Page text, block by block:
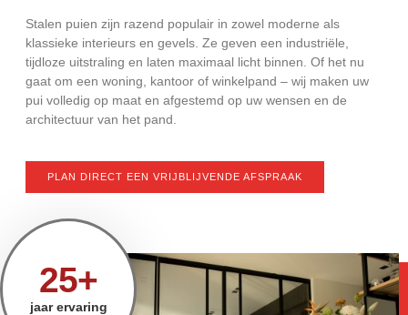
Stalen puien zijn razend populair in zowel moderne als
klassieke interieurs en gevels. Ze geven een industriële,
tijdloze uitstraling en laten maximaal licht binnen. Of het nu
gaat om een woning, kantoor of winkelpand – wij maken uw
pui volledig op maat en afgestemd op uw wensen en de
architectuur van het pand.
PLAN DIRECT EEN VRIJBLIJVENDE AFSPRAAK
25+
jaar ervaring